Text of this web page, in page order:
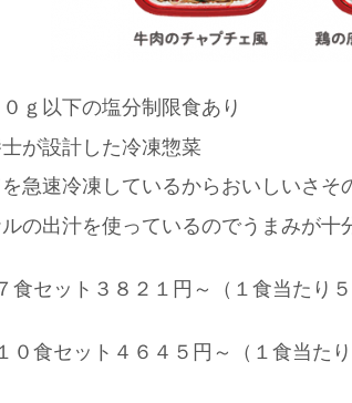
ｇ以下の塩分制限食あり
が設計した冷凍惣菜
急速冷凍しているからおいしいさそ
の出汁を使っているのでうまみが十
食セット３８２１円～（１食当たり５
０食セット４６４５円～（１食当たり